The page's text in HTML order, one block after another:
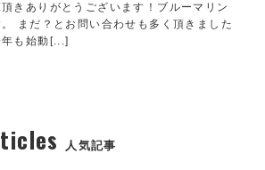
きありがとうございます！ブルーマリン
まだ？とお問い合わせも多く頂きました
も始動[...]
人気記事